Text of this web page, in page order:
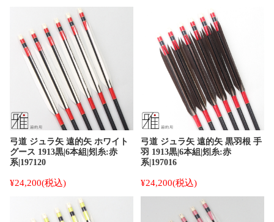
弓道 ジュラ矢 遠的矢 ホワイト
グース 1913黒|6本組|矧糸:赤
系|197120
¥24,200(税込)
弓道 ジュラ矢 遠的矢 黒羽根 手
羽 1913黒|6本組|矧糸:赤
系|197016
¥24,200(税込)